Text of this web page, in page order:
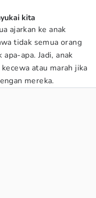
kita
ajarkan ke anak
tidak semua orang
apa. Jadi, anak
atau marah jika
mereka.